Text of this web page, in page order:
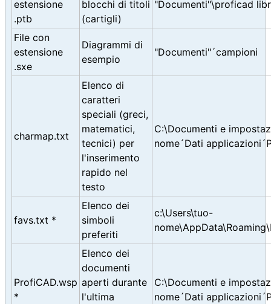
estensione
.ptb
blocchi di titoli
(cartigli)
"Documenti"\proficad
File con
estensione
.sxe
Diagrammi di
esempio
"Documenti"´campioni
charmap.txt
Elenco di
caratteri
speciali (greci,
matematici,
tecnici) per
l'inserimento
rapido nel
testo
C:\Documenti e
nome´Dati
favs.txt *
Elenco dei
simboli
preferiti
c:\Users\tuo-
ProfiCAD.wsp
*
Elenco dei
documenti
aperti durante
l'ultima
C:\Documenti e
nome´Dati